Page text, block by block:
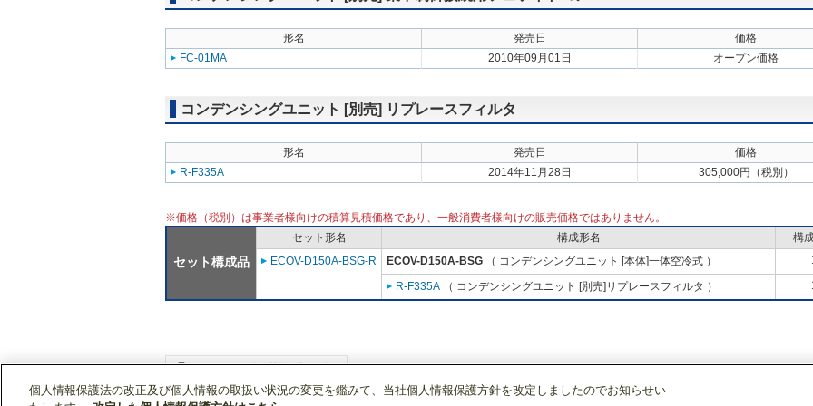
形名 発売日
価格
FC-01MA
2010年09月01日 オープン価格
コンデンシングユニット [別売] リプレースフィルタ
形名 発売日
価格
R-F335A
2014年11月28日 305,000円（税別）
※価格（税別）は事業者様向けの積算見積価格であり、一般消費者様向けの販売価格ではありません。
セット構成品
セット形名 構成形名
構
ECOV-D150A-BSG-R
ECOV-D150A-BSG （ コンデンシングユニット [本体]一体空冷式 ）
R-F335A （ コンデンシングユニット [別売]リプレースフィルタ ）
個人情報保護法の改正及び個人情報の取扱い状況の変更を鑑みて、当社個人情報保護方針を改定しましたのでお知らせい